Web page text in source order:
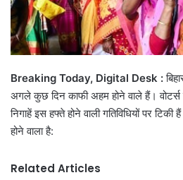
Breaking Today, Digital Desk :
अगले कुछ दिन काफी अहम होने वाले हैं।
निगाहें इस हफ्ते होने वाली गतिविधियों पर
होने वाला है:
Related Articles